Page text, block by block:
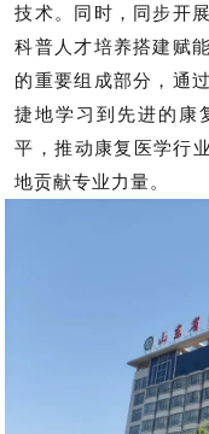
技术。同时，同步开
科普人才培养搭建赋
的重要组成部分，通
捷地学习到先进的康
平，推动康复医学行
地贡献专业力量。